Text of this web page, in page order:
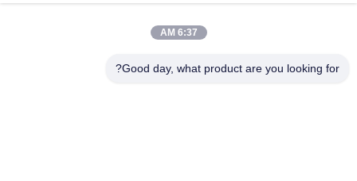
دستگاه تشکیل رول پانل سقفی
دستگاه تشکیل دهنده رول طبقه
دستگاه ورق بام ورق
6:37 AM
Good day, what product are you looking for?